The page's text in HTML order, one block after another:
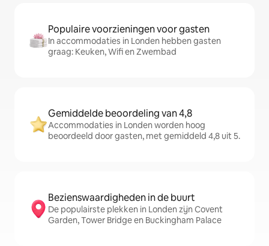
Populaire voorzieningen voor gasten
In accommodaties in Londen hebben gasten
graag: Keuken, Wifi en Zwembad
Gemiddelde beoordeling van 4,8
Accommodaties in Londen worden hoog
beoordeeld door gasten, met gemiddeld 4,8 uit 5.
Bezienswaardigheden in de buurt
De populairste plekken in Londen zijn Covent
Garden, Tower Bridge en Buckingham Palace